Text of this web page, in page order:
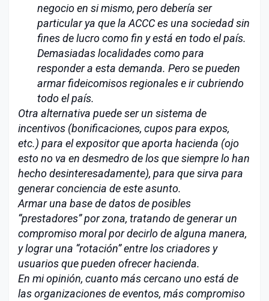
negocio en si mismo, pero debería ser
particular ya que la ACCC es una sociedad sin
fines de lucro como fin y está en todo el país.
Demasiadas localidades como para
responder a esta demanda. Pero se pueden
armar fideicomisos regionales e ir cubriendo
todo el país.
Otra alternativa puede ser un sistema de
incentivos (bonificaciones, cupos para expos,
etc.) para el expositor que aporta hacienda (ojo
esto no va en desmedro de los que siempre lo han
hecho desinteresadamente), para que sirva para
generar conciencia de este asunto.
Armar una base de datos de posibles
“prestadores” por zona, tratando de generar un
compromiso moral por decirlo de alguna manera,
y lograr una “rotación” entre los criadores y
usuarios que pueden ofrecer hacienda.
En mi opinión, cuanto más cercano uno está de
las organizaciones de eventos, más compromiso